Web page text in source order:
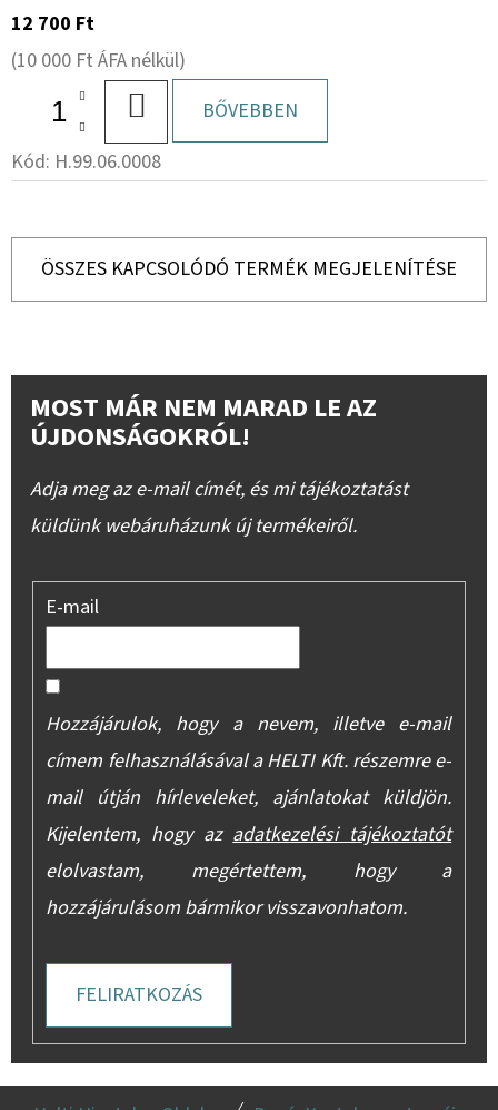
12 700 Ft
(10 000 Ft ÁFA nélkül)
KOSÁRBABŐVEBBEN
Kód: H.99.06.0008
ÖSSZES KAPCSOLÓDÓ TERMÉK MEGJELENÍTÉSE
MOST MÁR NEM MARAD LE AZ
ÚJDONSÁGOKRÓL!
Adja meg az e-mail címét, és mi tájékoztatást
küldünk webáruházunk új termékeiről.
E-mail
Hozzájárulok, hogy a nevem, illetve e-mail
címem felhasználásával a HELTI Kft. részemre e-
mail útján hírleveleket, ajánlatokat küldjön.
Kijelentem, hogy azadatkezelési tájékoztatót
elolvastam, megértettem, hogy a
hozzájárulásom bármikor visszavonhatom.
FELIRATKOZÁS